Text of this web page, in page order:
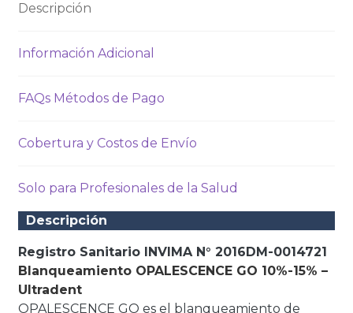
Descripción
Información Adicional
FAQs Métodos de Pago
Cobertura y Costos de Envío
Solo para Profesionales de la Salud
Descripción
Registro Sanitario INVIMA N° 2016DM-0014721
Blanqueamiento OPALESCENCE GO 10%-15% –
Ultradent
OPALESCENCE GO es el blanqueamiento de